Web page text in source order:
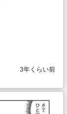
3年くらい前